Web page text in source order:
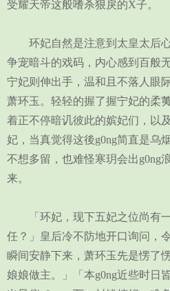
受耀天帝这般嗜杀狠戾的X子。
环妃自然是注意到太皇太后心
争宠暗斗的戏码，内心感到百般
宁妃则伸出手，温和且不落人眼
萧环玉。轻轻的握了握宁妃的柔
着正不停暗讥彼此的嫔妃们，以
妃，当真觉得这後g0ng简直是乌
不想多留，也难怪寒玥会出g0ng
来。
「环妃，现下五妃之位尚有一
任？」皇后冷不防地开口询问，
瞬间安静下来，萧环玉先是愣了
娘娘做主。」「本g0ng近些时日